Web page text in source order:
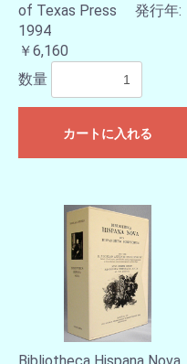
of Texas Press 発行年:
1994
￥6,160
数量
カートに入れる